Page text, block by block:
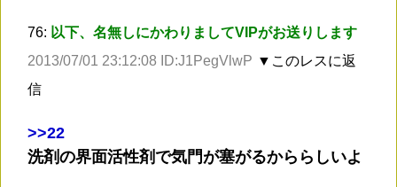
76: 以下、名無しにかわりましてVIPがお送りします
2013/07/01 23:12:08 ID:J1PegVlwP ▼このレスに返
信
>>22
洗剤の界面活性剤で気門が塞がるかららしいよ